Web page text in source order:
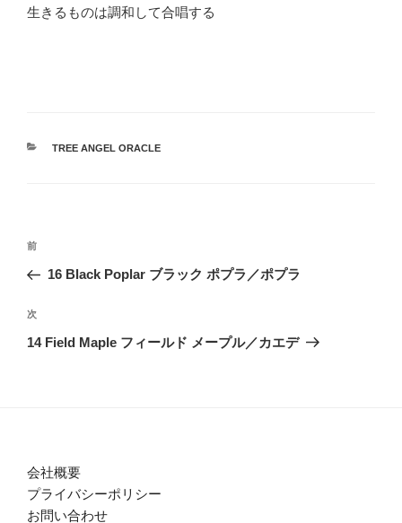
生きるものは調和して合唱する
カ
TREE ANGEL ORACLE
投
ビ
ゲ
過
去
投
稿
前
16 Black Poplar ブラック ポプラ／ポプラ
次
の
次
14 Field Maple フィールド メープル／カエデ
会社概要
プライバシーポリシー
お問い合わせ